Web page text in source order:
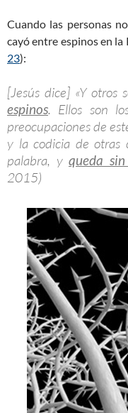
Cuando las personas
cayó entre espinos en la
23):
[Jesús dice] «Y otros
espinos. Ellos son
preocupaciones de
y la codicia de otras
palabra, y queda
2015)